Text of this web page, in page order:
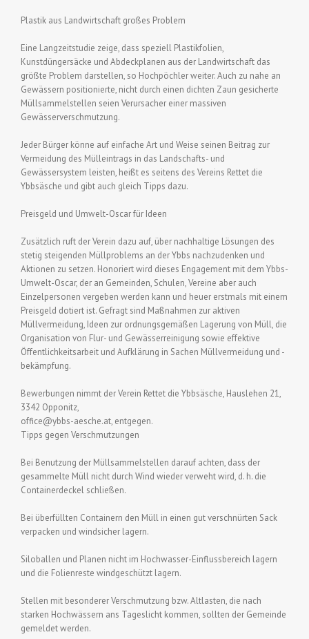
Plastik aus Landwirtschaft großes Problem
Eine Langzeitstudie zeige, dass speziell Plastikfolien,
Kunstdüngersäcke und Abdeckplanen aus der Landwirtschaft das
größte Problem darstellen, so Hochpöchler weiter. Auch zu nahe an
Gewässern positionierte, nicht durch einen dichten Zaun gesicherte
Müllsammelstellen seien Verursacher einer massiven
Gewässerverschmutzung.
Jeder Bürger könne auf einfache Art und Weise seinen Beitrag zur
Vermeidung des Mülleintrags in das Landschafts- und
Gewässersystem leisten, heißt es seitens des Vereins Rettet die
Ybbsäsche und gibt auch gleich Tipps dazu.
Preisgeld und Umwelt-Oscar für Ideen
Zusätzlich ruft der Verein dazu auf, über nachhaltige Lösungen des
stetig steigenden Müllproblems an der Ybbs nachzudenken und
Aktionen zu setzen. Honoriert wird dieses Engagement mit dem Ybbs-
Umwelt-Oscar, der an Gemeinden, Schulen, Vereine aber auch
Einzelpersonen vergeben werden kann und heuer erstmals mit einem
Preisgeld dotiert ist. Gefragt sind Maßnahmen zur aktiven
Müllvermeidung, Ideen zur ordnungsgemäßen Lagerung von Müll, die
Organisation von Flur- und Gewässerreinigung sowie effektive
Öffentlichkeitsarbeit und Aufklärung in Sachen Müllvermeidung und -
bekämpfung.
Bewerbungen nimmt der Verein Rettet die Ybbsäsche, Hauslehen 21,
3342 Opponitz,
office@ybbs-aesche.at, entgegen.
Tipps gegen Verschmutzungen
Bei Benutzung der Müllsammelstellen darauf achten, dass der
gesammelte Müll nicht durch Wind wieder verweht wird, d. h. die
Containerdeckel schließen.
Bei überfüllten Containern den Müll in einen gut verschnürten Sack
verpacken und windsicher lagern.
Siloballen und Planen nicht im Hochwasser-Einflussbereich lagern
und die Folienreste windgeschützt lagern.
Stellen mit besonderer Verschmutzung bzw. Altlasten, die nach
starken Hochwässern ans Tageslicht kommen, sollten der Gemeinde
gemeldet werden.